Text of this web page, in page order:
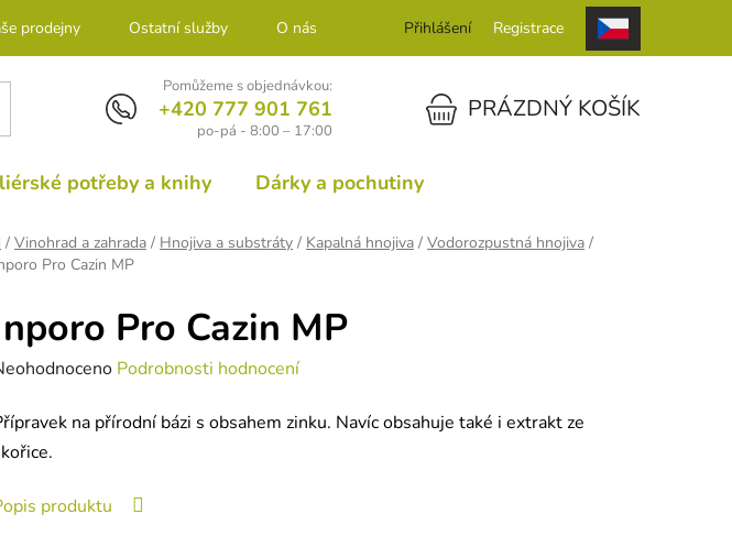
prodejny Ostatní služby O nás KontaktPřihlášení Registrace
Pomůžeme s objednávkou:
+420 777 901 761
po-pá - 8:00 – 17:00
NÁKUPNÍ KOŠÍKPRÁZDNÝ KOŠÍK
potřeby a knihy Dárky a pochutiny
Domů
/ Vinohrad a zahrada / Hnojiva a substráty / Kapalná hnojiva / Vodorozpustná hnojiva /
Pro Cazin MP
Pro Cazin MP
Podrobnosti hodnocení
na přírodní bázi s obsahem zinku. Navíc obsahuje také i extrakt ze
produktu